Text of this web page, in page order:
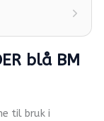
blå BM
til bruk i